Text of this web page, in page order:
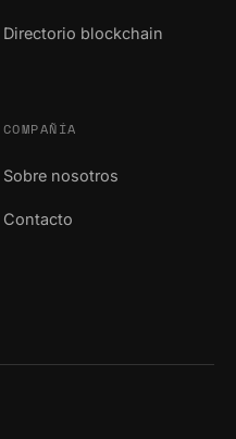
Directorio blockchain
COMPAÑÍA
Sobre nosotros
Contacto